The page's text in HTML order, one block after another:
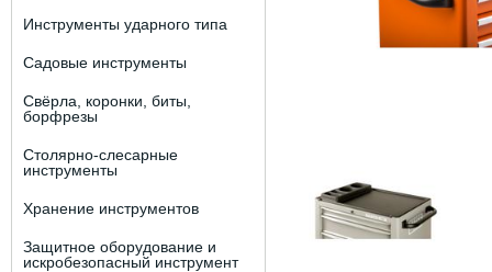
Инструменты ударного типа
Садовые инструменты
Свёрла, коронки, биты,
борфрезы
Столярно-слесарные
инструменты
Хранение инструментов
Защитное оборудование и
искробезопасный инструмент